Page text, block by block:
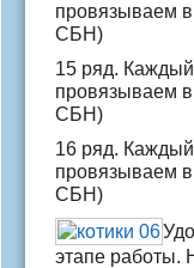
провязываем
СБН)
15 ряд.
провязываем
СБН)
16 ряд.
провязываем
СБН)
этапе работы.